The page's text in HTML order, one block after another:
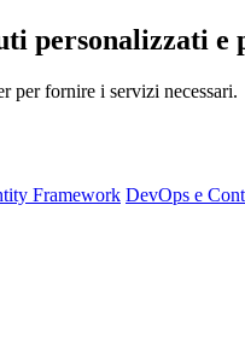
personalizzati e
per fornire i servizi necessari.
Framework DevOps e